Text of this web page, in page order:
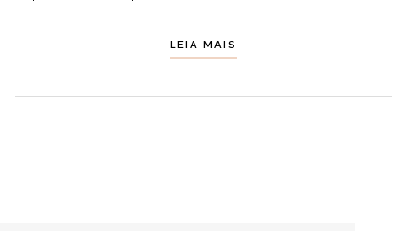
LEIA MAIS